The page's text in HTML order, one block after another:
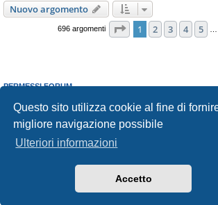
Questo sito utilizza cookie al fine di
migliore navigazione possibile
Ulteriori informazioni
Accetto
Nuovo argomento
696 argomenti Pagina di 14
1 2 3 4 5
PERMESSI FORUM
Non puoirispondere negli argomenti
Non puoi
modificare i tuoi messaggi
Non puoicancellare i tuoi messaggi
Indice
GTA game
phpBB® Forum Software © phpBB
phpBB-Italia.it